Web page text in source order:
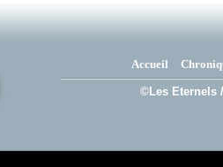
Accueil
©Les Eternels